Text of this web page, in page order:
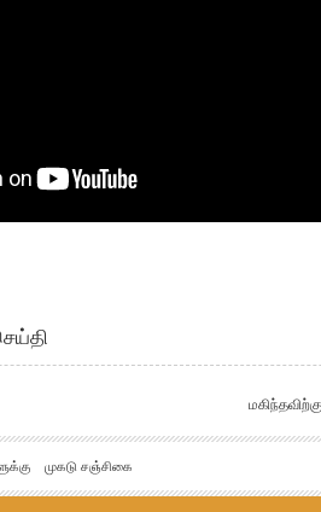
முகடு சஞ்சிகை